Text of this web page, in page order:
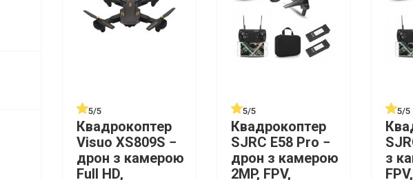
5/5
Квадрокоптер
Visuo XS809S −
дрон з камерою
Full HD,
5/5
Квадрокоптер
SJRC E58 Pro −
дрон з камерою
2MP, FPV,
5/5
з